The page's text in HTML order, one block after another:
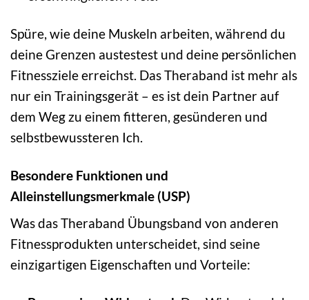
Spüre, wie deine Muskeln arbeiten, während du
deine Grenzen austestest und deine persönlichen
Fitnessziele erreichst. Das Theraband ist mehr als
nur ein Trainingsgerät – es ist dein Partner auf
dem Weg zu einem fitteren, gesünderen und
selbstbewussteren Ich.
Besondere Funktionen und
Alleinstellungsmerkmale (USP)
Was das Theraband Übungsband von anderen
Fitnessprodukten unterscheidet, sind seine
einzigartigen Eigenschaften und Vorteile: